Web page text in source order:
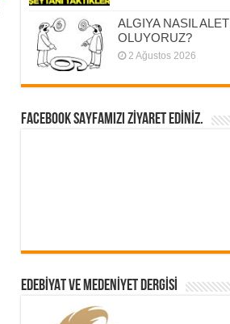
ALGIYA NASIL ALET
OLUYORUZ?
2 Ağustos 2026
FACEBOOK SAYFAMIZI ZİYARET EDİNİZ.
EDEBIYAT VE MEDENIYET DERGISI